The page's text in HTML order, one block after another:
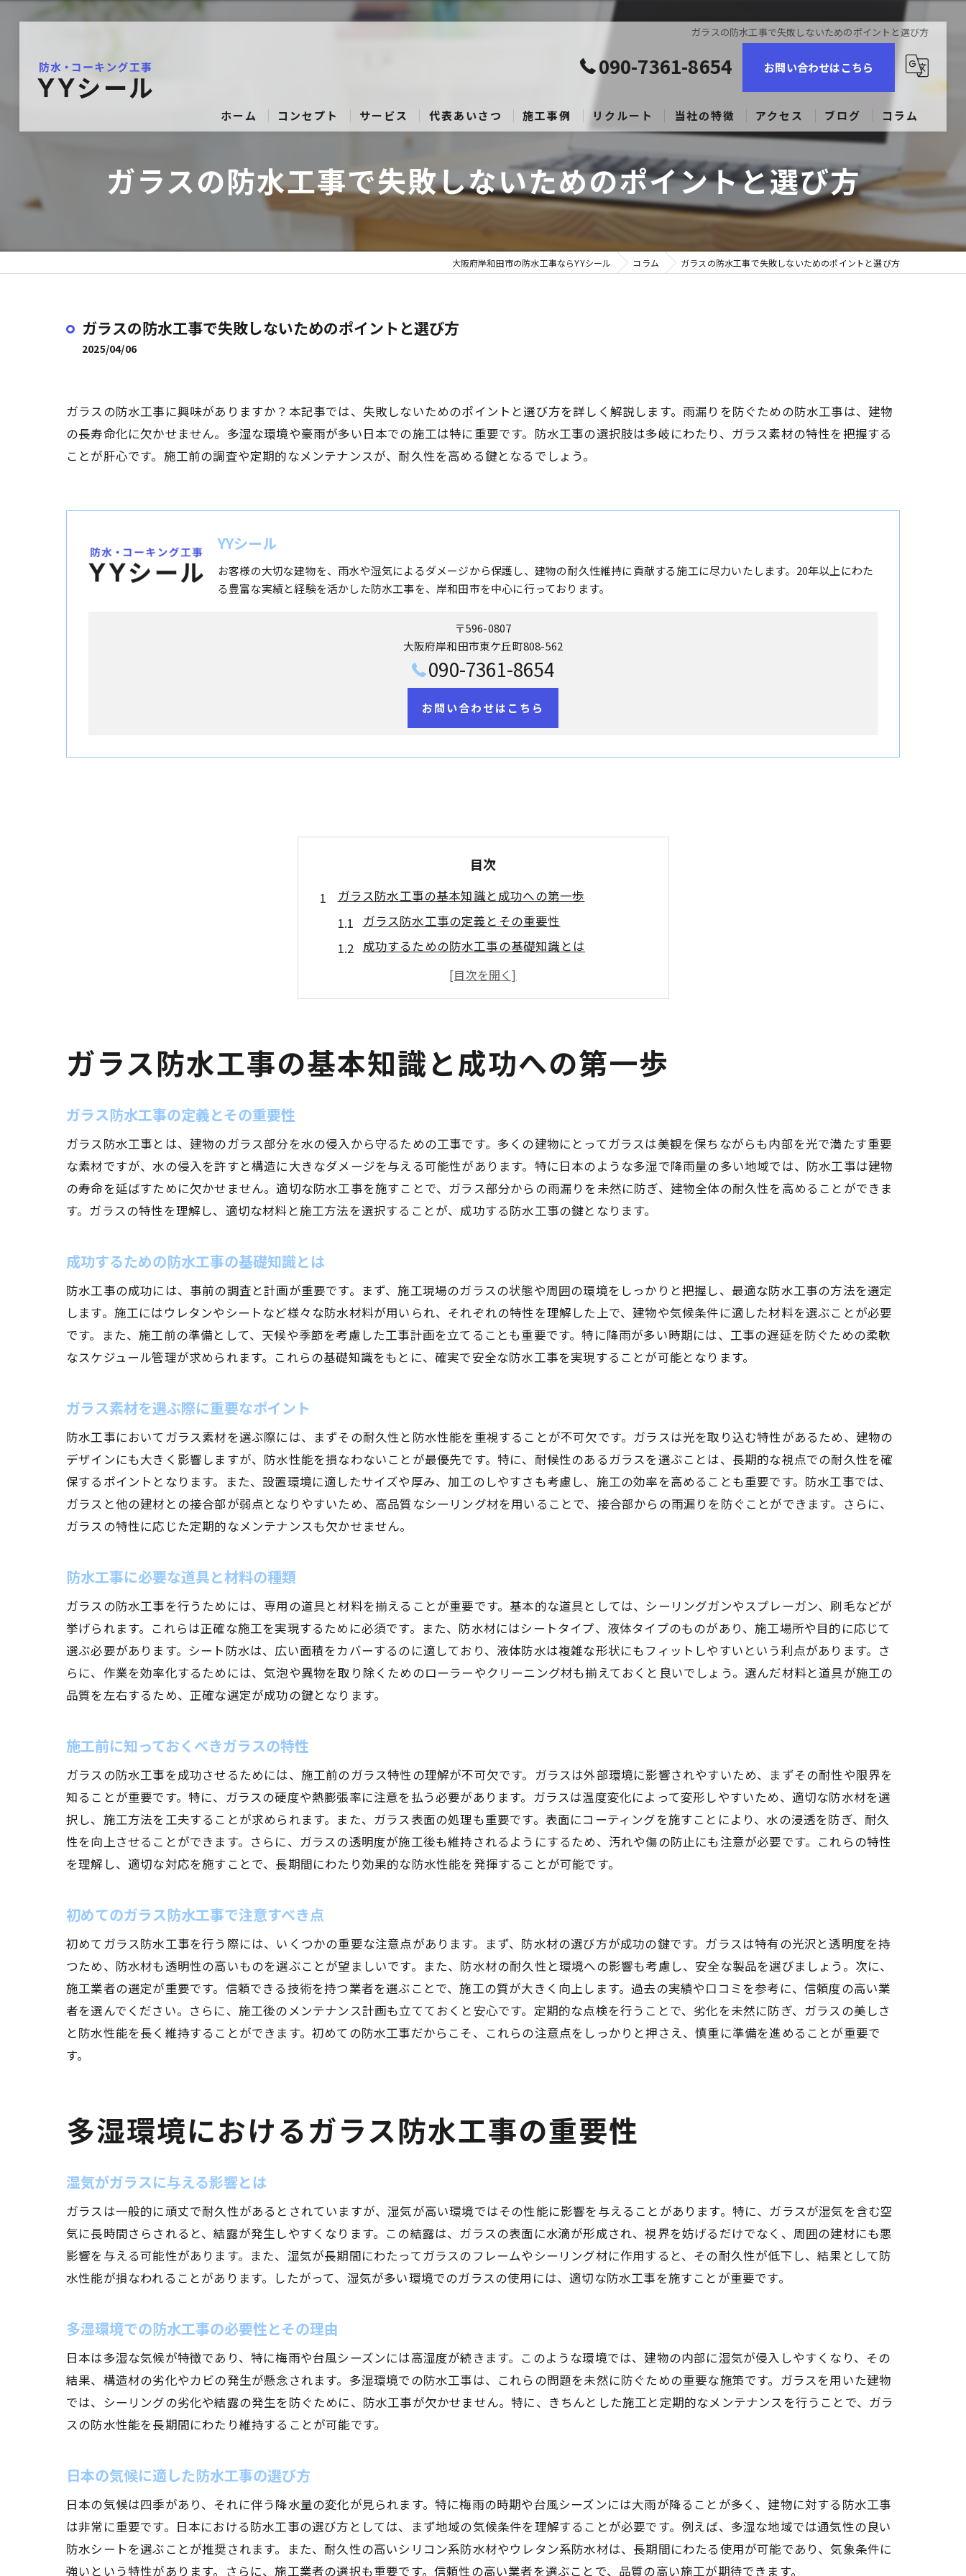
ガラスの防水工事で失敗しないためのポイントと選び方
090-7361-8654 お問い合わせはこちら
ホーム コンセプト サービス 代表あいさつ 施工事例 リクルート 当社の特徴
コーキング
ビル
戸建て
アクセス ブログ コラム
ガラスの防水工事で失敗しないためのポイントと選び方
大阪府岸和田市の防水工事ならYYシール コラム ガラスの防水工事で失敗しないためのポイントと選び方
ガラスの防水工事で失敗しないためのポイントと選び方
2025/04/06
ガラスの防水工事に興味がありますか？本記事では、失敗しないためのポイントと選び方を詳しく解説します。雨漏りを防ぐための防水工事は、建物
の長寿命化に欠かせません。多湿な環境や豪雨が多い日本での施工は特に重要です。防水工事の選択肢は多岐にわたり、ガラス素材の特性を把握する
ことが肝心です。施工前の調査や定期的なメンテナンスが、耐久性を高める鍵となるでしょう。
YYシール
お客様の大切な建物を、雨水や湿気によるダメージから保護し、建物の耐久性維持に貢献する施工に尽力いたします。20年以上にわた
る豊富な実績と経験を活かした防水工事を、岸和田市を中心に行っております。
〒596-0807
大阪府岸和田市東ケ丘町808-562
090-7361-8654
お問い合わせはこちら
目次
ガラス防水工事の基本知識と成功への第一歩
ガラス防水工事の定義とその重要性
成功するための防水工事の基礎知識とは
ガラス素材を選ぶ際に重要なポイント
防水工事に必要な道具と材料の種類
初めてのガラス防水工事で注意すべき点
多湿環境におけるガラス防水工事の重要性
日本の気候に適した防水工事の選び方
多湿環境でも長持ちするガラス防水の方法
施工前に確認すべき気象条件とは
多湿環境に対応したガラス防水工事事例
事前に確認すべき施工プランのポイント
見積もり依頼時のチェックポイント
実績のある防水工事業者を選ぶ理由
ガラスの種類による防水性能の違い
ガラスの特性と防水工法の相性
防水工事に向いているガラスの選び方
ガラス素材のメリットとデメリット
雨漏りを防ぐガラス防水工事の施工前調査のポイント
施工前に行うべきガラスの状態チェック
雨漏りの原因を特定するための調査法
施工前に確認すべきガラス接合部の状態
効果的な調査のための必要な器具と方法
長寿命化を実現するガラス防水工事のメンテナンス法
定期的なメンテナンスが重要な理由
メンテナンス時に使うべきツールと方法
ガラスの劣化を防ぐためのメンテナンス法
ガラス防水工事でよくある失敗とその回避法
施工時のよくある失敗事例とその原因
失敗しないための事前準備と注意点
失敗が起こる原因とその対策
プロが教えるガラス防水工事の選び方と注意点
プロが教える見積もり依頼時のポイント
プロの意見を活かした施工プランの決定
プロによる防水工事実践例の紹介
施工後に失敗しないためのアドバイス
ガラス防水工事の基本知識と成功への第一歩
ガラス防水工事の定義とその重要性
ガラス防水工事とは、建物のガラス部分を水の侵入から守るための工事です。多くの建物にとってガラスは美観を保ちながらも内部を光で満たす重要
な素材ですが、水の侵入を許すと構造に大きなダメージを与える可能性があります。特に日本のような多湿で降雨量の多い地域では、防水工事は建物
の寿命を延ばすために欠かせません。適切な防水工事を施すことで、ガラス部分からの雨漏りを未然に防ぎ、建物全体の耐久性を高めることができま
す。ガラスの特性を理解し、適切な材料と施工方法を選択することが、成功する防水工事の鍵となります。
成功するための防水工事の基礎知識とは
防水工事の成功には、事前の調査と計画が重要です。まず、施工現場のガラスの状態や周囲の環境をしっかりと把握し、最適な防水工事の方法を選定
します。施工にはウレタンやシートなど様々な防水材料が用いられ、それぞれの特性を理解した上で、建物や気候条件に適した材料を選ぶことが必要
です。また、施工前の準備として、天候や季節を考慮した工事計画を立てることも重要です。特に降雨が多い時期には、工事の遅延を防ぐための柔軟
なスケジュール管理が求められます。これらの基礎知識をもとに、確実で安全な防水工事を実現することが可能となります。
ガラス素材を選ぶ際に重要なポイント
防水工事においてガラス素材を選ぶ際には、まずその耐久性と防水性能を重視することが不可欠です。ガラスは光を取り込む特性があるため、建物の
デザインにも大きく影響しますが、防水性能を損なわないことが最優先です。特に、耐候性のあるガラスを選ぶことは、長期的な視点での耐久性を確
保するポイントとなります。また、設置環境に適したサイズや厚み、加工のしやすさも考慮し、施工の効率を高めることも重要です。防水工事では、
ガラスと他の建材との接合部が弱点となりやすいため、高品質なシーリング材を用いることで、接合部からの雨漏りを防ぐことができます。さらに、
ガラスの特性に応じた定期的なメンテナンスも欠かせません。
防水工事に必要な道具と材料の種類
ガラスの防水工事を行うためには、専用の道具と材料を揃えることが重要です。基本的な道具としては、シーリングガンやスプレーガン、刷毛などが
挙げられます。これらは正確な施工を実現するために必須です。また、防水材にはシートタイプ、液体タイプのものがあり、施工場所や目的に応じて
選ぶ必要があります。シート防水は、広い面積をカバーするのに適しており、液体防水は複雑な形状にもフィットしやすいという利点があります。さ
らに、作業を効率化するためには、気泡や異物を取り除くためのローラーやクリーニング材も揃えておくと良いでしょう。選んだ材料と道具が施工の
品質を左右するため、正確な選定が成功の鍵となります。
施工前に知っておくべきガラスの特性
ガラスの防水工事を成功させるためには、施工前のガラス特性の理解が不可欠です。ガラスは外部環境に影響されやすいため、まずその耐性や限界を
知ることが重要です。特に、ガラスの硬度や熱膨張率に注意を払う必要があります。ガラスは温度変化によって変形しやすいため、適切な防水材を選
択し、施工方法を工夫することが求められます。また、ガラス表面の処理も重要です。表面にコーティングを施すことにより、水の浸透を防ぎ、耐久
性を向上させることができます。さらに、ガラスの透明度が施工後も維持されるようにするため、汚れや傷の防止にも注意が必要です。これらの特性
を理解し、適切な対応を施すことで、長期間にわたり効果的な防水性能を発揮することが可能です。
初めてのガラス防水工事で注意すべき点
初めてガラス防水工事を行う際には、いくつかの重要な注意点があります。まず、防水材の選び方が成功の鍵です。ガラスは特有の光沢と透明度を持
つため、防水材も透明性の高いものを選ぶことが望ましいです。また、防水材の耐久性と環境への影響も考慮し、安全な製品を選びましょう。次に、
施工業者の選定が重要です。信頼できる技術を持つ業者を選ぶことで、施工の質が大きく向上します。過去の実績や口コミを参考に、信頼度の高い業
者を選んでください。さらに、施工後のメンテナンス計画も立てておくと安心です。定期的な点検を行うことで、劣化を未然に防ぎ、ガラスの美しさ
と防水性能を長く維持することができます。初めての防水工事だからこそ、これらの注意点をしっかりと押さえ、慎重に準備を進めることが重要で
す。
多湿環境におけるガラス防水工事の重要性
湿気がガラスに与える影響とは
ガラスは一般的に頑丈で耐久性があるとされていますが、湿気が高い環境ではその性能に影響を与えることがあります。特に、ガラスが湿気を含む空
気に長時間さらされると、結露が発生しやすくなります。この結露は、ガラスの表面に水滴が形成され、視界を妨げるだけでなく、周囲の建材にも悪
影響を与える可能性があります。また、湿気が長期間にわたってガラスのフレームやシーリング材に作用すると、その耐久性が低下し、結果として防
水性能が損なわれることがあります。したがって、湿気が多い環境でのガラスの使用には、適切な防水工事を施すことが重要です。
多湿環境での防水工事の必要性とその理由
日本は多湿な気候が特徴であり、特に梅雨や台風シーズンには高湿度が続きます。このような環境では、建物の内部に湿気が侵入しやすくなり、その
結果、構造材の劣化やカビの発生が懸念されます。多湿環境での防水工事は、これらの問題を未然に防ぐための重要な施策です。ガラスを用いた建物
では、シーリングの劣化や結露の発生を防ぐために、防水工事が欠かせません。特に、きちんとした施工と定期的なメンテナンスを行うことで、ガラ
スの防水性能を長期間にわたり維持することが可能です。
日本の気候に適した防水工事の選び方
日本の気候は四季があり、それに伴う降水量の変化が見られます。特に梅雨の時期や台風シーズンには大雨が降ることが多く、建物に対する防水工事
は非常に重要です。日本における防水工事の選び方としては、まず地域の気候条件を理解することが必要です。例えば、多湿な地域では通気性の良い
防水シートを選ぶことが推奨されます。また、耐久性の高いシリコン系防水材やウレタン系防水材は、長期間にわたる使用が可能であり、気象条件に
強いという特性があります。さらに、施工業者の選択も重要です。信頼性の高い業者を選ぶことで、品質の高い施工が期待できます。